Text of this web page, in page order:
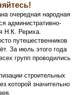
очередная народная
административно-
Н.К. Рериха.
путешественников
За июль этого года
групп проводились
строительных
которой значительно